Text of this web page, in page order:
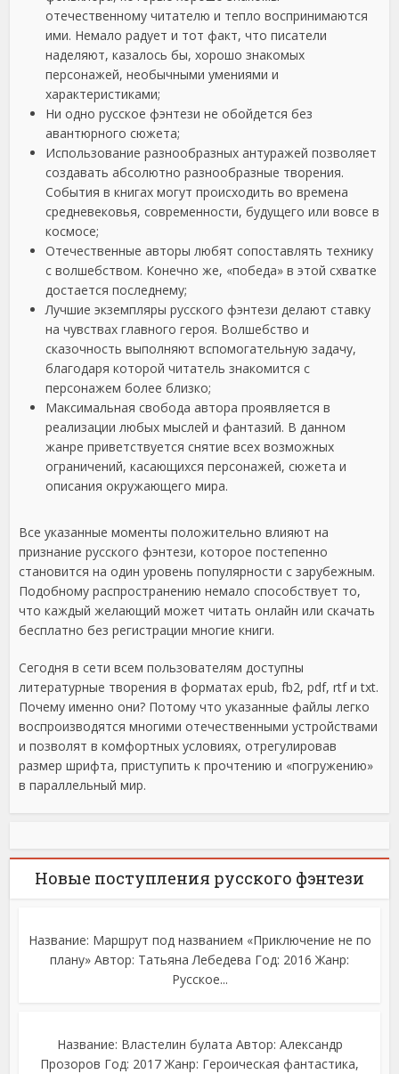
отечественному читателю и тепло воспринимаются
ими. Немало радует и тот факт, что писатели
наделяют, казалось бы, хорошо знакомых
персонажей, необычными умениями и
характеристиками;
Ни одно русское фэнтези не обойдется без
авантюрного сюжета;
Использование разнообразных антуражей позволяет
создавать абсолютно разнообразные творения.
События в книгах могут происходить во времена
средневековья, современности, будущего или вовсе в
космосе;
Отечественные авторы любят сопоставлять технику
с волшебством. Конечно же, «победа» в этой схватке
достается последнему;
Лучшие экземпляры русского фэнтези делают ставку
на чувствах главного героя. Волшебство и
сказочность выполняют вспомогательную задачу,
благодаря которой читатель знакомится с
персонажем более близко;
Максимальная свобода автора проявляется в
реализации любых мыслей и фантазий. В данном
жанре приветствуется снятие всех возможных
ограничений, касающихся персонажей, сюжета и
описания окружающего мира.
Все указанные моменты положительно влияют на
признание русского фэнтези, которое постепенно
становится на один уровень популярности с зарубежным.
Подобному распространению немало способствует то,
что каждый желающий может читать онлайн или скачать
бесплатно без регистрации многие книги.
Сегодня в сети всем пользователям доступны
литературные творения в форматах epub, fb2, pdf, rtf и txt.
Почему именно они? Потому что указанные файлы легко
воспроизводятся многими отечественными устройствами
и позволят в комфортных условиях, отрегулировав
размер шрифта, приступить к прочтению и «погружению»
в параллельный мир.
Новые поступления русского фэнтези
Название: Маршрут под названием «Приключение не по
плану» Автор: Татьяна Лебедева Год: 2016 Жанр:
Русское...
Название: Властелин булата Автор: Александр
Прозоров Год: 2017 Жанр: Героическая фантастика,